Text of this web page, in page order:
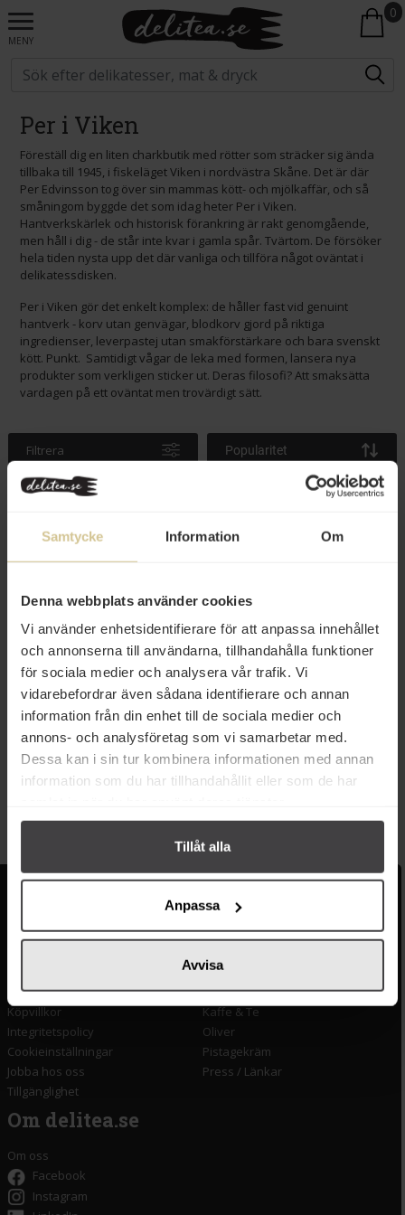
Samtycke Information Om
Denna webbplats använder cookies
Vi använder enhetsidentifierare för att anpassa innehållet
och annonserna till användarna, tillhandahålla funktioner
för sociala medier och analysera vår trafik. Vi
vidarebefordrar även sådana identifierare och annan
information från din enhet till de sociala medier och
annons- och analysföretag som vi samarbetar med.
Dessa kan i sin tur kombinera informationen med annan
information som du har tillhandahållit eller som de har
Tillåt alla
Anpassa
Avvisa
MENY
0
Per i Viken
Föreställ dig en liten charkbutik med rötter som sträcker sig ända
tillbaka till 1945, i fiskeläget Viken i nordvästra Skåne. Det är där
Per Edvinsson tog över sin mammas kött- och mjölkaffär, och så
småningom byggde det som idag heter Per i Viken.
Hantverkskärlek och historisk förankring är rakt genomgående,
men håll i dig - de står inte kvar i gamla spår. Tvärtom. De försöker
hela tiden nysta upp det där vanliga och tillföra något oväntat i
delikatessdisken.
Per i Viken gör det enkelt komplex: de håller fast vid genuint
hantverk - korv utan genvägar, blodkorv gjord på riktiga
ingredienser, leverpastej utan smakförstärkare och bara svenskt
kött. Punkt. Samtidigt vågar de leka med formen, lansera nya
produkter som verkligen sticker ut. Deras filosofi? Att smaksätta
vardagen på ett oväntat men trovärdigt sätt.
Filtrera Popularitet
90 kr
Per i Viken Barca 200g
75 kr
Per i Viken Starke Per 140g
Kontakta oss
Betalning
Köpvillkor
Integritetspolicy
Cookieinställningar
Jobba hos oss
Tillgänglighet
Populära länkar
Monin
Pasta
Olivolja
Kaffe & Te
Oliver
Pistagekräm
Press / Länkar
Om delitea.se
Om oss
Facebook
Instagram